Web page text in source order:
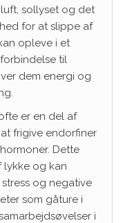
sollyset og det
for at slippe af
opleve i et
til
dem energi og
er en del af
frigive endorfiner
Dette
lykke og kan
og negative
som gåture i
i